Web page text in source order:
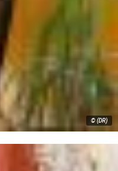
© (DR)